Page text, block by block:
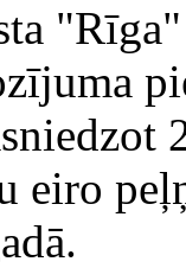
eiro